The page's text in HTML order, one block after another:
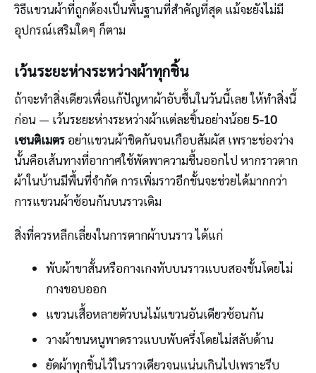
วิธีแขวนผ้าที่ถูกต้องเป็นพื้นฐานที่สำคัญที่สุด แม้จะยังไม่มี
อุปกรณ์เสริมใดๆ ก็ตาม
เว้นระยะห่างระหว่างผ้าทุกชิ้น
ถ้าจะทำสิ่งเดียวเพื่อแก้ปัญหาผ้าอับชื้นในวันนี้เลย ให้ทำสิ่งนี้
ก่อน — เว้นระยะห่างระหว่างผ้าแต่ละชิ้นอย่างน้อย5-10
เซนติเมตร อย่าแขวนผ้าชิดกันจนเกือบสัมผัส เพราะช่องว่าง
นั้นคือเส้นทางที่อากาศใช้พัดพาความชื้นออกไป หากราวตาก
ผ้าในบ้านมีพื้นที่จำกัด การเพิ่มราวอีกชั้นจะช่วยได้มากกว่า
การแขวนผ้าซ้อนกันบนราวเดิม
สิ่งที่ควรหลีกเลี่ยงในการตากผ้าบนราว ได้แก่
พับผ้าขาสั้นหรือกางเกงทับบนราวแบบสองชั้นโดยไม่
กางขอบออก
แขวนเสื้อหลายตัวบนไม้แขวนอันเดียวซ้อนกัน
วางผ้าขนหนูพาดราวแบบพับครึ่งโดยไม่สลับด้าน
ยัดผ้าทุกชิ้นไว้ในราวเดียวจนแน่นเกินไปเพราะรีบ